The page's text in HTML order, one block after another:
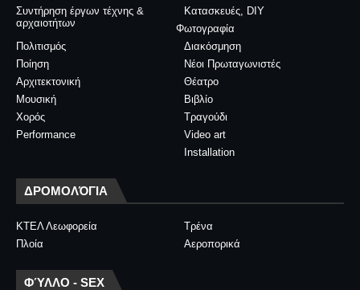
Συντήρηση έργων τέχνης &
αρχαιοτήτων
Κατασκευές, DIY
Φωτογραφία
Διακόσμηση
Πολιτισμός
Νέοι Πρωταγωνιστές
Ποίηση
Θέατρο
Αρχιτεκτονική
Βιβλίο
Μουσική
Τραγούδι
Χορός
Video art
Performance
Installation
ΔΡΟΜΟΛΌΓΙΑ
ΚΤΕΛ Λεωφορεία
Τρένα
Πλοία
Αεροπορικά
ΦΎΛΛΟ - SEX